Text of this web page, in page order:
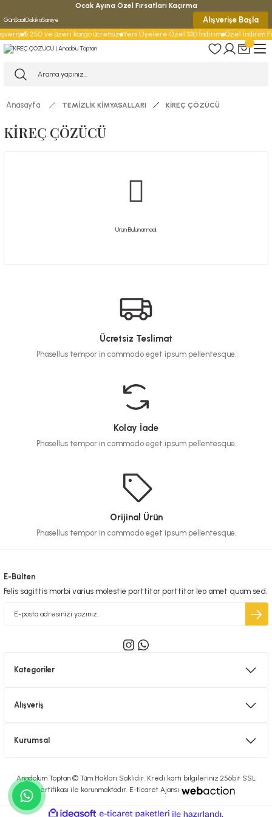
Ocak Ayına Özel Fırsatları Kaçırma
GünSaatDakikaSaniye Alışverişe Başla
₺ 250 ve üzeri kargo ücretsiz Yeni Üyelere Özel %10 İndirim Özel İndirim
Anasayfa TEMİZLİK KİMYASALLARI KİREÇ ÇÖZÜCÜ
KİREÇ ÇÖZÜCÜ
Ürün Bulunamadı.
Ücretsiz Teslimat
Phasellus tempor in commodo eget ipsum pellentesque.
Kolay İade
Phasellus tempor in commodo eget ipsum pellentesque.
Orijinal Ürün
Phasellus tempor in commodo eget ipsum pellentesque.
E-Bülten
Felis sagittis morbi varius molestie porttitor porttitor leo amet quam sed.
Kategoriler
Alışveriş
Kurumsal
Anadolum Toptan © Tüm Hakları Saklıdır. Kredi kartı bilgileriniz 256bit SSL
sertifikası ile korunmaktadır. E-ticaret Ajansı
ideasoft e-